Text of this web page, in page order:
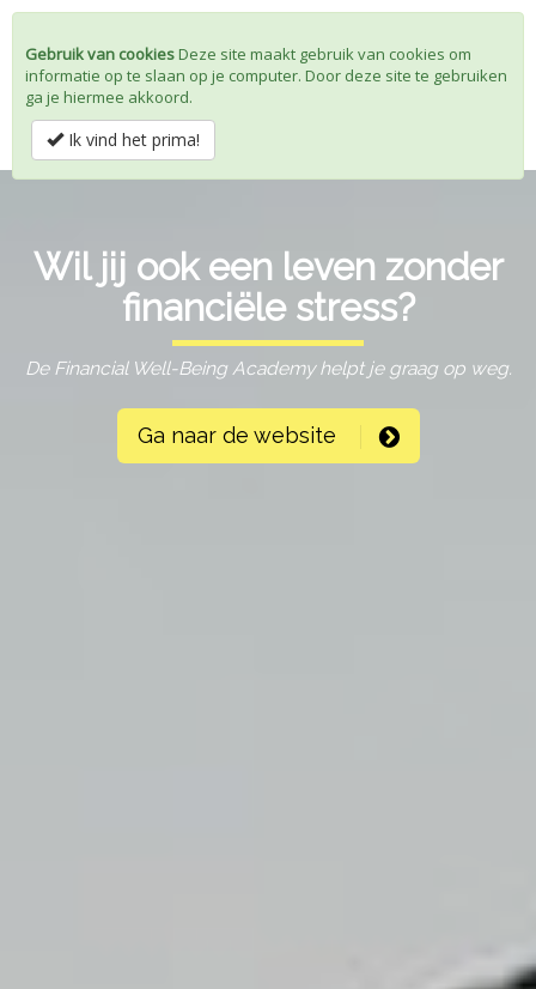
Wil jij ook een leven zonder
financiële stress?
De Financial Well-Being Academy helpt je graag op weg.
Ga naar de website
Gebruik van cookiesDeze site maakt gebruik van cookies om
informatie op te slaan op je computer. Door deze site te gebruiken
ga je hiermee akkoord.
Ik vind het prima!